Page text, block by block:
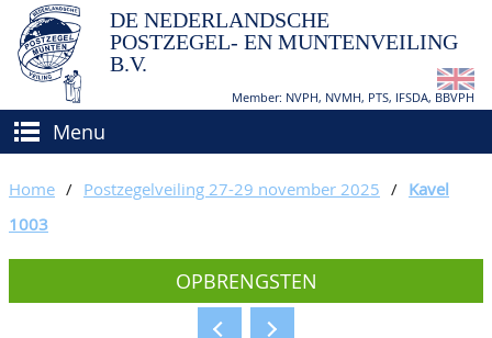
DE NEDERLANDSCHE
POSTZEGEL- EN MUNTENVEILING
B.V.
Member: NVPH, NVMH, PTS, IFSDA, BBVPH
Menu
(VER)KOPEN
Hoe verkopen?
Hoe kopen?
BIEDEN
TAXATIES
Home / Postzegelveiling 27-29 november 2025 / Kavel
1003
OPBRENGSTEN